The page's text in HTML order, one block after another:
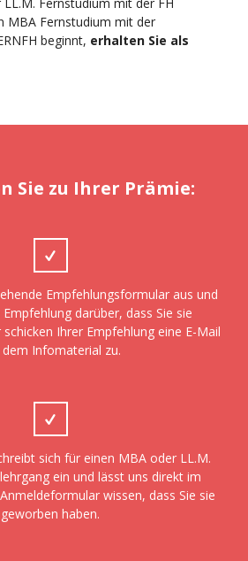
MBA Fernstudium mit der
beginnt, erhalten Sie als
Sie zu Ihrer Prämie:
Empfehlungsformular aus und
darüber, dass Sie sie
schicken Ihrer Empfehlung eine E-Mail
Infomaterial zu.
sich für einen MBA oder LL.M.
ein und lässt uns direkt im
wissen, dass Sie sie
geworben haben.